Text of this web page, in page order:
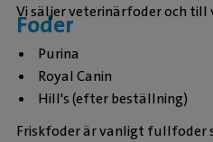
Foder
Vi säljer veterinärfoder och till
Purina
Royal Canin
Hill's (efter beställning)
Friskfoder är vanligt fullfoder